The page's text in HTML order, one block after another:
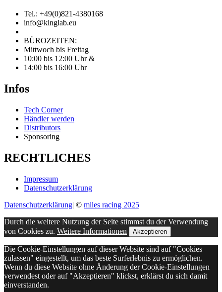
Tel.: +49(0)821-4380168
info@kinglab.eu
BÜROZEITEN:
Mittwoch bis Freitag
10:00 bis 12:00 Uhr &
14:00 bis 16:00 Uhr
Infos
Tech Corner
Händler werden
Distributors
Sponsoring
RECHTLICHES
Impressum
Datenschutzerklärung
Datenschutzerklärung| © miles racing 2025
Durch die weitere Nutzung der Seite stimmst du der Verwendung
von Cookies zu. Weitere Informationen Akzeptieren
Die Cookie-Einstellungen auf dieser Website sind auf "Cookies
zulassen" eingestellt, um das beste Surferlebnis zu ermöglichen.
Wenn du diese Website ohne Änderung der Cookie-Einstellungen
verwendest oder auf "Akzeptieren" klickst, erklärst du sich damit
einverstanden.